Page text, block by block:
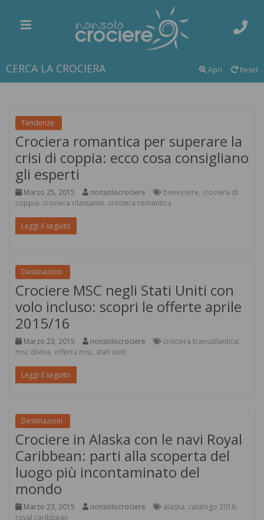
CERCA LA CROCIERA Reset
Apri
Tendenze
Crociera romantica per superare la
crisi di coppia: ecco cosa consigliano
gli esperti
Marzo 25, 2015 nonsolocrociere benessere, crociera di
coppia, crociera rilassante, crociera romantica
Leggi il seguito
Destinazioni
Crociere MSC negli Stati Uniti con
volo incluso: scopri le offerte aprile
2015/16
Marzo 23, 2015 nonsolocrociere crociera transatlantica,
msc divina, offerta msc, stati uniti
Leggi il seguito
Destinazioni
Crociere in Alaska con le navi Royal
Caribbean: parti alla scoperta del
luogo più incontaminato del
mondo
Marzo 23, 2015 nonsolocrociere alaska, catalogo 2016,
royal caribbean